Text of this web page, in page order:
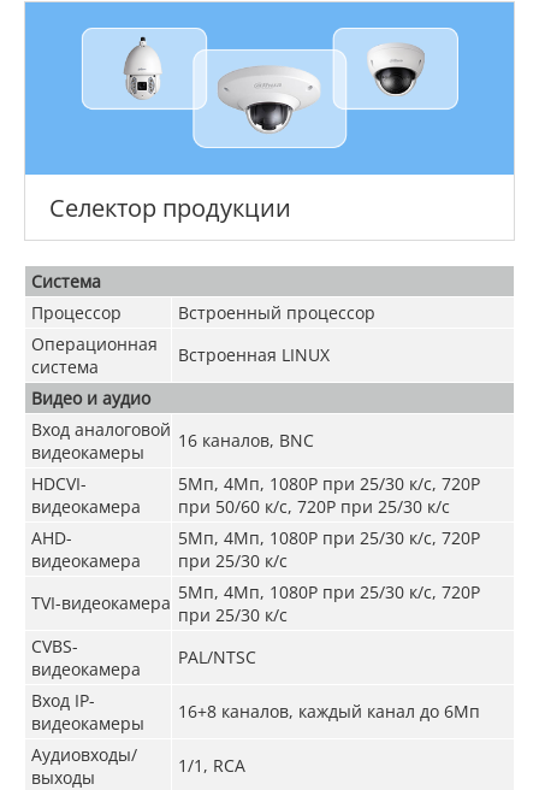
Селектор продукции
Система
Процессор
Встроенный процессор
Операционная
система
Встроенная LINUX
Видео и аудио
Вход аналоговой
видеокамеры
16 каналов, BNC
HDCVI-
видеокамера
5Мп, 4Мп, 1080P при 25/30 к/с, 720P
при 50/60 к/с, 720P при 25/30 к/с
AHD-
видеокамера
5Мп, 4Мп, 1080P при 25/30 к/с, 720P
при 25/30 к/с
TVI-видеокамера 5Мп, 4Мп, 1080P при 25/30 к/с, 720P
при 25/30 к/с
CVBS-
видеокамера
PAL/NTSC
Вход IP-
видеокамеры
16+8 каналов, каждый канал до 6Мп
Аудиовходы/
выходы
1/1, RCA